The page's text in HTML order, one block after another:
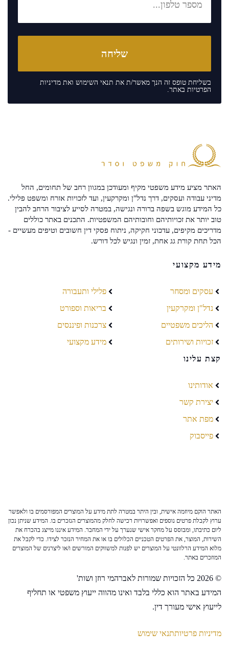
בשליחת טופס זה הנך מאשר/ת את תנאי השימוש ואת מדיניות
הפרטיות באתר.
האתר מציע מידע משפטי מקיף ומעודכן במגוון רחב של תחומים, החל
מדיני עבודה ועסקים, דרך נדל"ן ומקרקעין, ועד לזכויות אזרח ומשפט פלילי.
כל המידע מוגש בשפה ברורה ונגישה, במטרה לסייע לציבור הרחב להבין
טוב יותר את זכויותיהם וחובותיהם המשפטיות. התכנים באתר כוללים
מדריכים מקיפים, עדכוני חקיקה, ניתוח פסקי דין חשובים וטיפים מעשיים -
הכל תחת קורת גג אחת, זמין ונגיש לכל דורש.
מידע מקצועי
עסקים ומסחר
נדל"ן ומקרקעין
הליכים משפטיים
זכויות ושירותים
פלילי ותעבורה
בריאות וספורט
צרכנות ופיננסים
מידע מקצועי
קצת עלינו
אודותינו
יצירת קשר
מפת אתר
פייסבוק
האתר הוקם מיוזמה אישית, ובין היתר במטרה לתת מידע על המוצרים המפורסמים בו ולאפשר
ערוץ לקבלת פרטים נוספים ואפשרויות רכישה לחלק מהמוצרים הנזכרים בו. המידע שניתן נכון
ליום כתיבתו, ומבוסס על מחקר אישי שנערך על ידי המחבר. המידע איננו מייצג בהכרח את
השירות, המוצר, את הפרטים הטכניים הכלולים בו או את המחיר הנזכר לצידו. כדי לקבל את
מלוא המידע הרלוונטי על המוצרים יש לפנות למשווקים המורשים ו/או ליצרנים של המוצרים
המוזכרים באתר.
© 2026 כל הזכויות שמורות לאברהמי רוזן ושות'
המידע באתר הוא כללי בלבד ואינו מהווה ייעוץ משפטי או תחליף
לייעוץ אישי מעורך דין.
מדיניות פרטיותתנאי שימוש